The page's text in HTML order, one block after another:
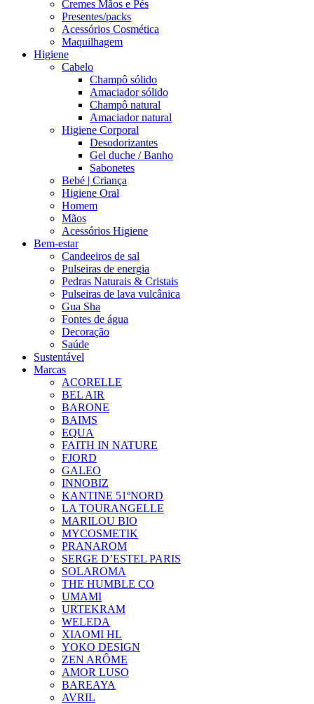
Cremes Mãos e Pés
Presentes/packs
Acessórios Cosmética
Maquilhagem
Higiene
Cabelo
Champô sólido
Amaciador sólido
Champô natural
Amaciador natural
Higiene Corporal
Desodorizantes
Gel duche / Banho
Sabonetes
Bebé | Criança
Higiene Oral
Homem
Mãos
Acessórios Higiene
Bem-estar
Candeeiros de sal
Pulseiras de energia
Pedras Naturais & Cristais
Pulseiras de lava vulcânica
Gua Sha
Fontes de água
Decoração
Saúde
Sustentável
Marcas
ACORELLE
BEL AIR
BARONE
BAIMS
EQUA
FAITH IN NATURE
FJORD
GALEO
INNOBIZ
KANTINE 51ºNORD
LA TOURANGELLE
MARILOU BIO
MYCOSMETIK
PRANAROM
SERGE D’ESTEL PARIS
SOLAROMA
THE HUMBLE CO
UMAMI
URTEKRAM
WELEDA
XIAOMI HL
YOKO DESIGN
ZEN ARÔME
AMOR LUSO
BAREAYA
AVRIL